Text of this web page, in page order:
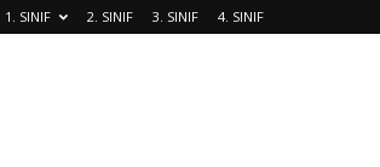
1. SINIF 2. SINIF 3. SINIF 4. SINIF